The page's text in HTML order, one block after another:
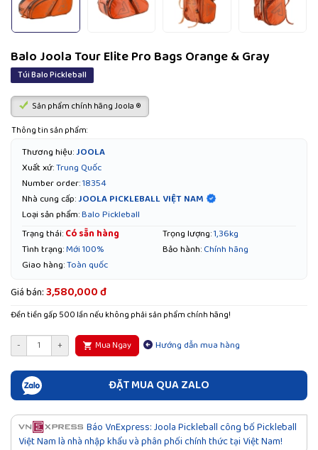
Balo Joola Tour Elite Pro Bags Orange & Gray
Túi Balo Pickleball
Sản phẩm chính hãng Joola ®
Thông tin sản phẩm:
Thương hiệu:JOOLA
Xuất xứ:Trung Quốc
Number order:18354
Nhà cung cấp:JOOLA PICKLEBALL VIỆT NAM
Loại sản phẩm:Balo Pickleball
Trạng thái:Có sẵn hàng Trọng lượng:1,36kg
Tình trạng:Mới 100% Bảo hành:Chính hãng
Giao hàng:Toàn quốc
Giá bán:3,580,000 đ
Đền tiền gấp 500 lần nếu không phải sản phẩm chính hãng!
- + Mua Ngay Hướng dẫn mua hàng
ĐẶT MUA QUA ZALO
Báo VnExpress: Joola Pickleball công bố Pickleball
Việt Nam là nhà nhập khẩu và phân phối chính thức tại Việt Nam!